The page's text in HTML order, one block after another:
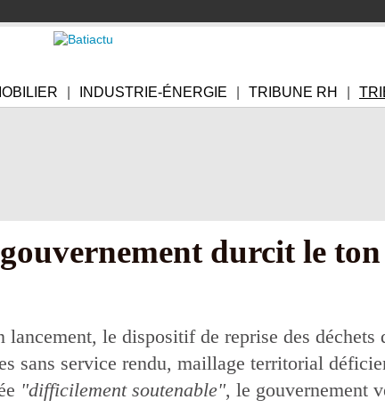
INDUSTRIE-ÉNERGIE TRIBUNE RH
durcit le ton
lancement, le dispositif de reprise des déchets
sans service rendu, maillage territorial
"difficilement soutenable", le gouvernement